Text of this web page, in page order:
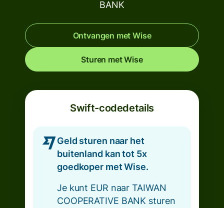
BANK
Ontvangen met Wise
Sturen met Wise
Swift-codedetails
Geld sturen naar het
buitenland kan tot 5x
goedkoper met Wise.
Je kunt EUR naar TAIWAN
COOPERATIVE BANK sturen